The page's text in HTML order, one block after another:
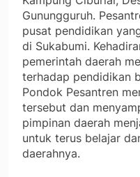
Gunungguruh.
pusat pendidikan
di Sukabumi.
pemerintah daerah
terhadap pendidikan
Pondok Pesantren
tersebut dan
pimpinan daerah
untuk terus belajar
daerahnya.